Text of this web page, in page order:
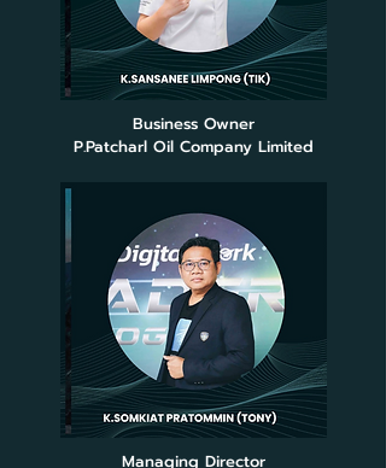
Business Owner
P.Patcharl Oil Company Limited
Managing Director